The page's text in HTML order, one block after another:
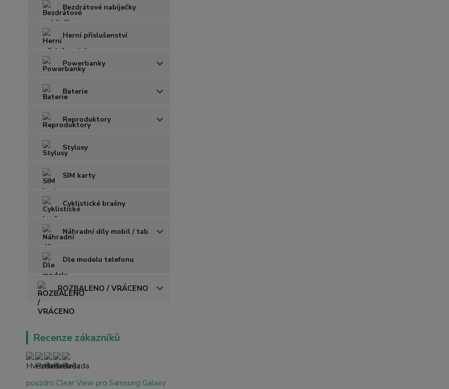
Bezdrátové nabíječky
Herní příslušenství
Powerbanky
Baterie
Reproduktory
Stylusy
SIM karty
Cyklistické brašny
Náhradní díly mobil / tab
Dle modelu telefonu
ROZBALENO / VRÁCENO
Recenze zákazníků
pouzdro Clear View pro Samsung Galaxy